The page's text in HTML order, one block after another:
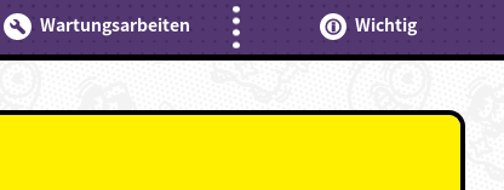
Wartungsarbeiten Wichtig